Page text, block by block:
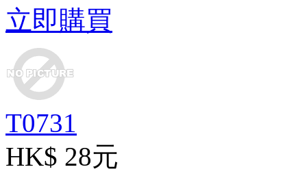
立即購買
T0731
HK$ 28元